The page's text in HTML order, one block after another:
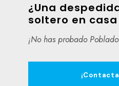
¿Una
soltero en
¡No has probado